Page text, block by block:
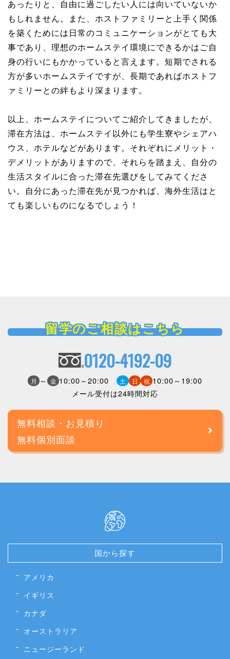
あったりと、自由に過ごしたい人には向いていないか
もしれません。また、ホストファミリーと上手く関係
を築くためには日常のコミュニケーションがとても大
事であり、理想のホームステイ環境にできるかはご自
身の行いにもかかっていると言えます。短期でされる
方が多いホームステイですが、長期であればホストフ
ァミリーとの絆もより深まります。
以上、ホームステイについてご紹介してきましたが、
滞在方法は、ホームステイ以外にも学生寮やシェアハ
ウス、ホテルなどがあります。それぞれにメリット・
デメリットがありますので、それらを踏まえ、自分の
生活スタイルに合った滞在先選びをしてみてくださ
い。自分にあった滞在先が見つかれば、海外生活はと
ても楽しいものになるでしょう！
留学のご相談はこちら
0120-4192-09
月 ～ 金 10:00～20:00 土 日 祝 10:00～19:00
メール受付は24時間対応
無料相談・お見積り
無料個別面談
国から探す
アメリカ
イギリス
カナダ
オーストラリア
ニュージーランド